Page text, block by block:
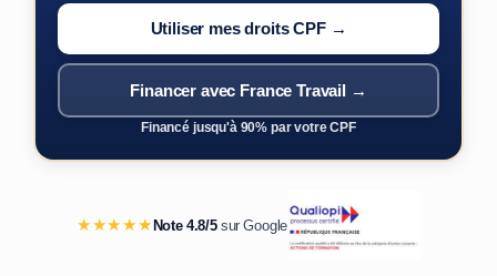
Utiliser mes droits CPF →
Financer avec France Travail →
Financé jusqu'à 90% par votre CPF
★★★★★Note 4.8/5sur Google